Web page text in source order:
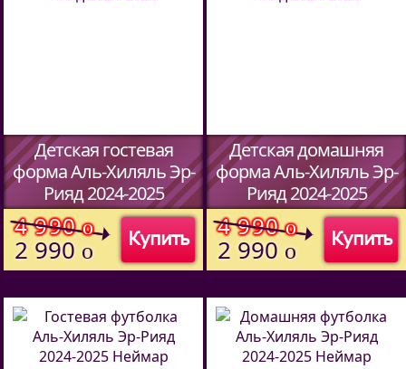
Детская гостевая
форма Аль-Хиляль Эр-
Рияд 2024-2025
(Код:00)
Купить
4 990o
2 990 o
Детская домашняя
форма Аль-Хиляль Эр-
Рияд 2024-2025
(Код:00)
Купить
4 990o
2 990 o